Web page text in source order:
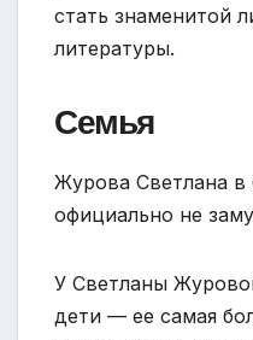
стать знаменитой
литературы.
Семья
Журова Светлана в
официально не
У Светланы
дети — ее самая